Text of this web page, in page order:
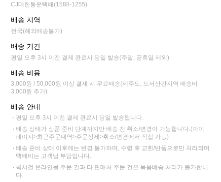
CJ대한통운택배(1588-1255)
배송 지역
전국(해외배송불가)
배송 기간
평일 오후 3시 이전 결제 완료시 당일 발송(주말, 공휴일 제외)
배송 비용
3,000원 / 50,000원 이상 결제 시 무료배송(제주도, 도서산간지역 배송비
3,000원 추가)
배송 안내
평일 오후 3시 이전 결제 완료시 당일 발송됩니다.
배송 상태가 상품 준비 단계까지만 배송 전 취소/변경이 가능합니다.(마이
페이지>최근주문내역>주문상세>취소/변경에서 직접 가능)
배송 준비 상태 이후에는 변경 불가하며, 수령 후 교환/반품으로만 처리되며
택배비는 고객님 부담입니다.
록시걸 온라인몰 주문 건과 타 판매처 주문 건은 묶음배송 처리가 불가합니
다.